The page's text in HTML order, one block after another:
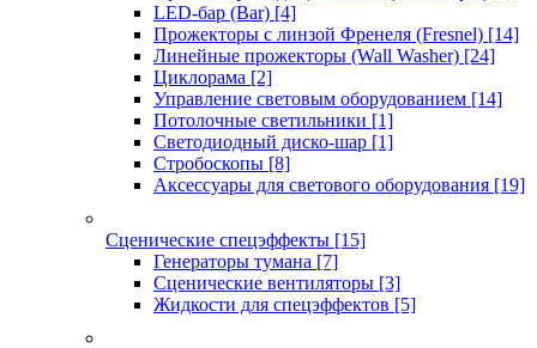
LED-бар (Bar) [4]
Прожекторы с линзой Френеля (Fresnel) [14]
Линейные прожекторы (Wall Washer) [24]
Циклорама [2]
Управление световым оборудованием [14]
Потолочные светильники [1]
Светодиодный диско-шар [1]
Стробоскопы [8]
Аксессуары для светового оборудования [19]
Сценические спецэффекты [15]
Генераторы тумана [7]
Сценические вентиляторы [3]
Жидкости для спецэффектов [5]